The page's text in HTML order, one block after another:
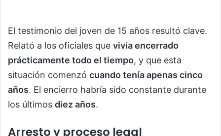
El testimonio del joven de 15 años resultó clave.
Relató a los oficiales que vivía encerrado
prácticamente todo el tiempo, y que esta
situación comenzó cuando tenía apenas cinco
años. El encierro habría sido constante durante
los últimos diez años.
Arresto y proceso legal